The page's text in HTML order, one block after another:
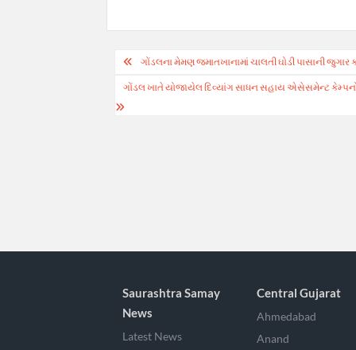
Post
navigation
ગોંડલના મેમણ જમાતખાનામાં ચાલતી ઘોડી પાસાની
ગોંડલ ખાતે યોજાયેલ દિવ્યાંગ સાધન સહાય એસેસમેન્ટ કેમ્પનો
Saurashtra Samay
News
Latest News
Central Gujarat
Ahmedabad
Anand